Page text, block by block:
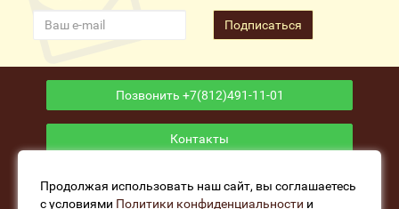
Подписаться
Позвонить +7(812)491-11-01
Контакты
Приложение
Продолжая использовать наш сайт, вы соглашаетесь
с условиями Политики конфиденциальности и